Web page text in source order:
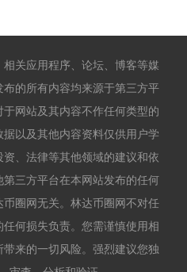
关应用程序、论坛、博客等媒
的所有内容均来源于第三方平
网站及其内容不作任何类型的
以及其他内容资料仅供用户学
、法律等其他领域的建议和依
三方平台在本网站发布的任何
圈网无关。林达币圈网不对任
何损失负责。您需谨慎使用相
来的一切风险。强烈建议您独